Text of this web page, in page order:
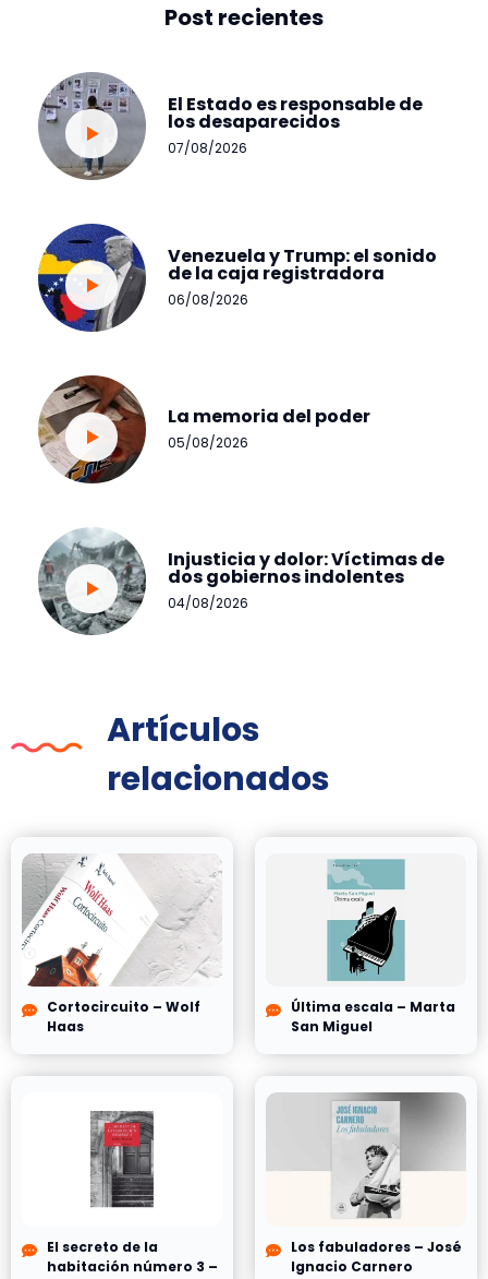
Post recientes
El Estado es responsable de
los desaparecidos
07/08/2026
Venezuela y Trump: el sonido
de la caja registradora
06/08/2026
La memoria del poder
05/08/2026
Injusticia y dolor: Víctimas de
dos gobiernos indolentes
04/08/2026
Artículos
relacionados
Cortocircuito – Wolf
Haas
Última escala – Marta
San Miguel
El secreto de la
habitación número 3 –
Los fabuladores – José
Ignacio Carnero